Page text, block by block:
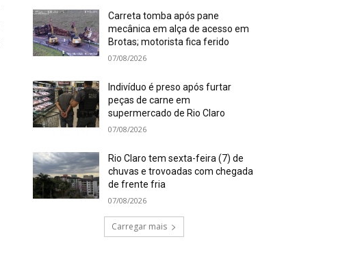
Carreta tomba após pane
mecânica em alça de acesso em
Brotas; motorista fica ferido
07/08/2026
Indivíduo é preso após furtar
peças de carne em
supermercado de Rio Claro
07/08/2026
Rio Claro tem sexta-feira (7) de
chuvas e trovoadas com chegada
de frente fria
07/08/2026
Carregar mais